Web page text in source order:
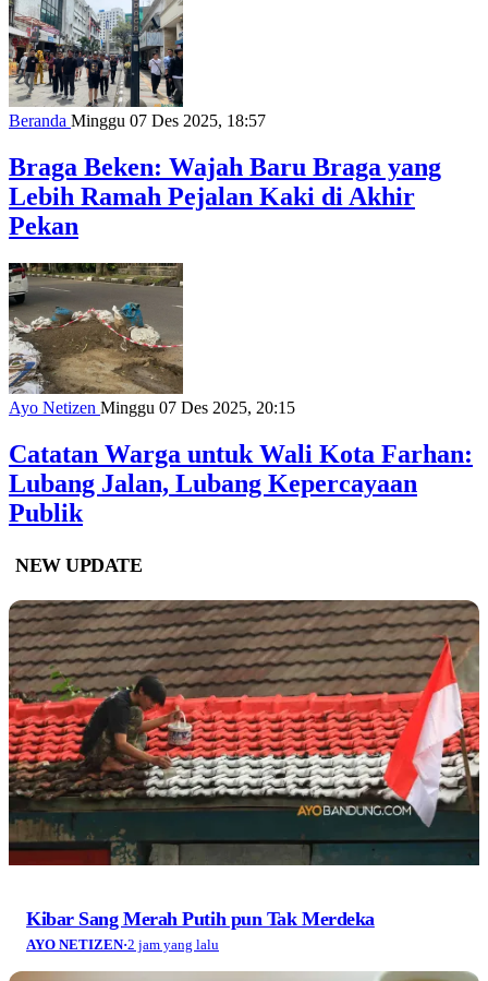
Beranda Minggu 07 Des 2025, 18:57
Braga Beken: Wajah Baru Braga yang
Lebih Ramah Pejalan Kaki di Akhir
Pekan
Ayo Netizen Minggu 07 Des 2025, 20:15
Catatan Warga untuk Wali Kota Farhan:
Lubang Jalan, Lubang Kepercayaan
Publik
NEW UPDATE
Kibar Sang Merah Putih pun Tak Merdeka
AYO NETIZEN·2 jam yang lalu